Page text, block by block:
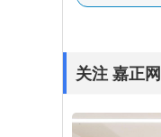
关注 嘉正网